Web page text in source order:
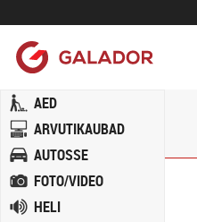
AED
ARVUTIKAUBAD
AUTOSSE
FOTO/VIDEO
HELI